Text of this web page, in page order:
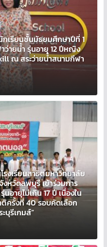
เรียนชั้นมัธยมศึกษาปีที่ 1
ว่ายน้ำ รุ่นอายุ 12 ปีหญิง
ณ สระว่ายน้ำสนามกีฬา
งเรียนสาธิตมหาวิทยาลัย
หวัดลพบุรี เข้าร่วมการ
อายุไม่เกิน 17 ปี เนื่องใน
ครั้งที่ 40 รอบคัดเลือก
บุรีเกมส์”